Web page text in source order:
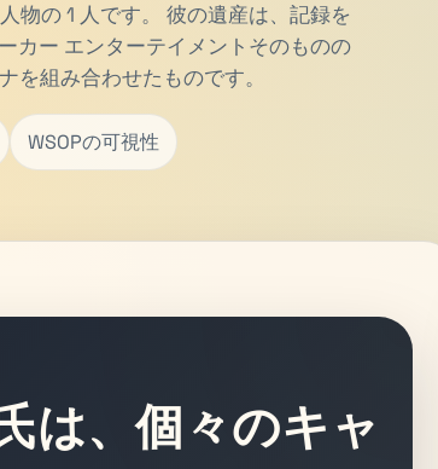
物の 1 人です。 彼の遺産は、記録を
カー エンターテイメントそのものの
を組み合わせたものです。
WSOPの可視性
は、個々のキャ